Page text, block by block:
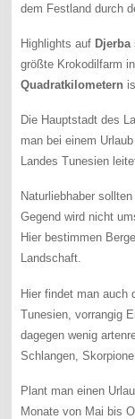
dem Festland durch
Highlights auf Djerba
größte Krokodilfarm
Quadratkilometern
Die Hauptstadt des
man bei einem
Landes Tunesien
Naturliebhaber
Gegend wird nicht
Hier bestimmen
Landschaft.
Hier findet man auch
Tunesien, vorrangig
dagegen wenig
Schlangen,
Plant man einen
Monate von Mai bis